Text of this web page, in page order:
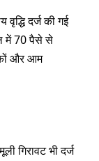
दर्ज की गई
में 70 पैसे से
और आम
गिरावट भी दर्ज